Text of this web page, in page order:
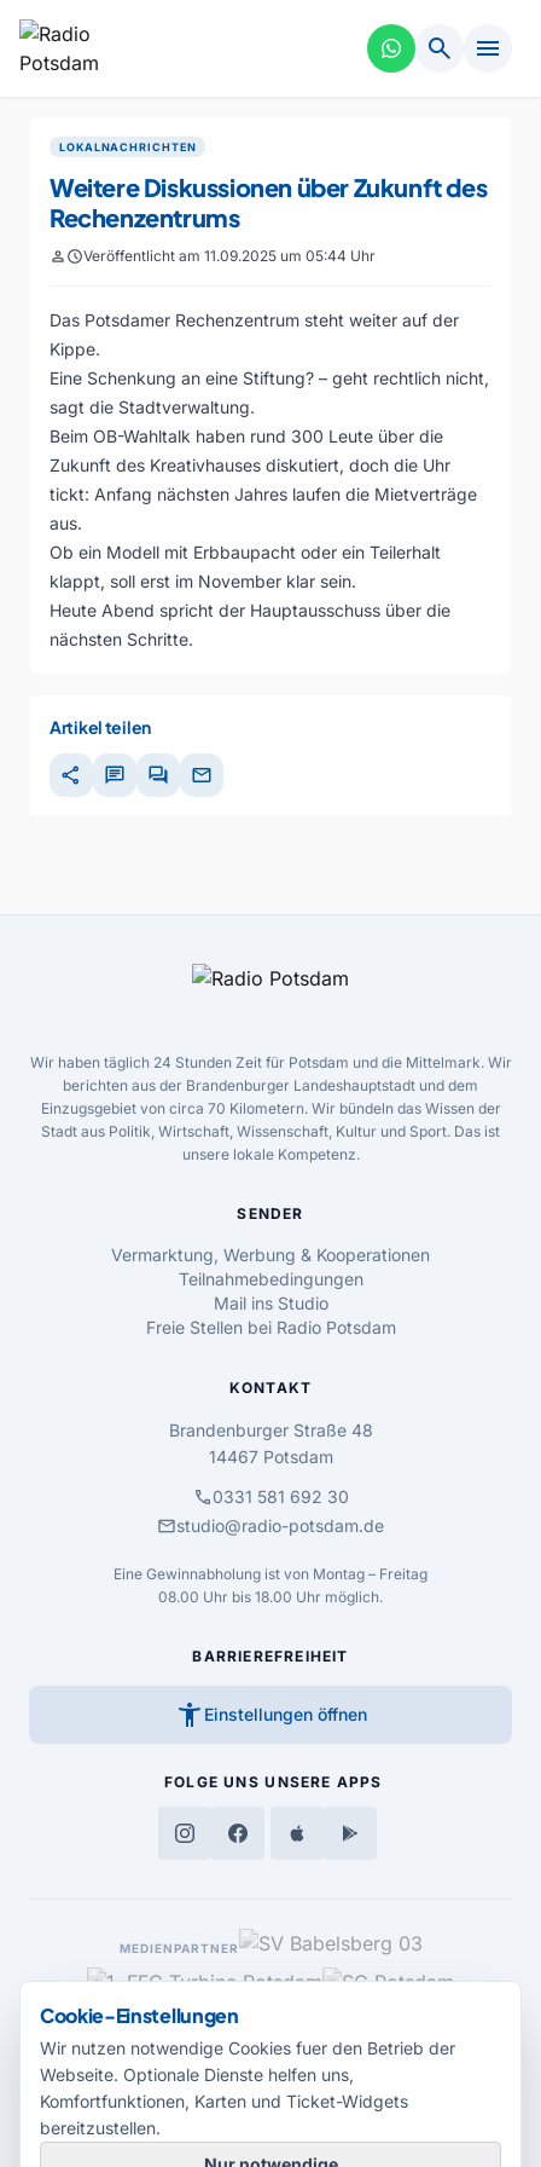
search menu
LOKALNACHRICHTEN
Weitere Diskussionen über Zukunft des
Rechenzentrums
personscheduleVeröffentlicht am 11.09.2025 um 05:44 Uhr
Das Potsdamer Rechenzentrum steht weiter auf der
Kippe.
Eine Schenkung an eine Stiftung? – geht rechtlich nicht,
sagt die Stadtverwaltung.
Beim OB-Wahltalk haben rund 300 Leute über die
Zukunft des Kreativhauses diskutiert, doch die Uhr
tickt: Anfang nächsten Jahres laufen die Mietverträge
aus.
Ob ein Modell mit Erbbaupacht oder ein Teilerhalt
klappt, soll erst im November klar sein.
Heute Abend spricht der Hauptausschuss über die
nächsten Schritte.
Artikel teilen
share chat forum mail
Wir haben täglich 24 Stunden Zeit für Potsdam und die Mittelmark. Wir
berichten aus der Brandenburger Landeshauptstadt und dem
Einzugsgebiet von circa 70 Kilometern. Wir bündeln das Wissen der
Stadt aus Politik, Wirtschaft, Wissenschaft, Kultur und Sport. Das ist
unsere lokale Kompetenz.
SENDER
Vermarktung, Werbung & Kooperationen
Teilnahmebedingungen
Mail ins Studio
Freie Stellen bei Radio Potsdam
KONTAKT
Brandenburger Straße 48
14467 Potsdam
call0331 581 692 30
mailstudio@radio-potsdam.de
Eine Gewinnabholung ist von Montag – Freitag
08.00 Uhr bis 18.00 Uhr möglich.
BARRIEREFREIHEIT
accessibility_new Einstellungen öffnen
FOLGE UNS UNSERE APPS
MEDIENPARTNER
Cookie-Einstellungen
Wir nutzen notwendige Cookies fuer den Betrieb der
Webseite. Optionale Dienste helfen uns,
Komfortfunktionen, Karten und Ticket-Widgets
bereitzustellen.